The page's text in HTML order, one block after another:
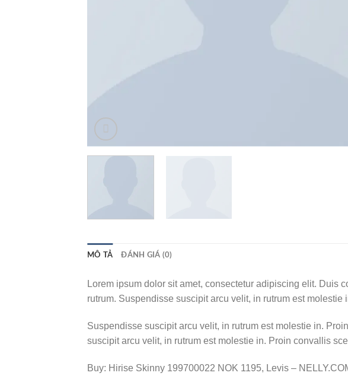
MÔ TẢ ĐÁNH GIÁ (0)
Lorem ipsum dolor sit amet, consectetur adipiscing elit. Duis
rutrum. Suspendisse suscipit arcu velit, in rutrum est molestie
Suspendisse suscipit arcu velit, in rutrum est molestie in.
suscipit arcu velit, in rutrum est molestie in. Proin convallis
Buy: Hirise Skinny 199700022 NOK 1195, Levis –